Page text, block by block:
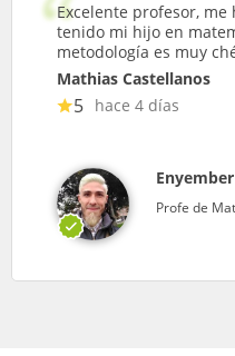
Excelente profesor,
tenido mi hijo en
metodología es muy
Mathias Castellanos
5 hace 4 días
Profe de